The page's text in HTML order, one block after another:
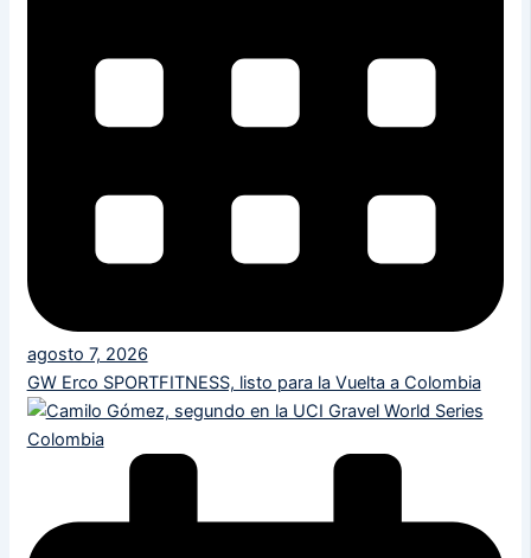
agosto 7, 2026
GW Erco SPORTFITNESS, listo para la Vuelta a Colombia